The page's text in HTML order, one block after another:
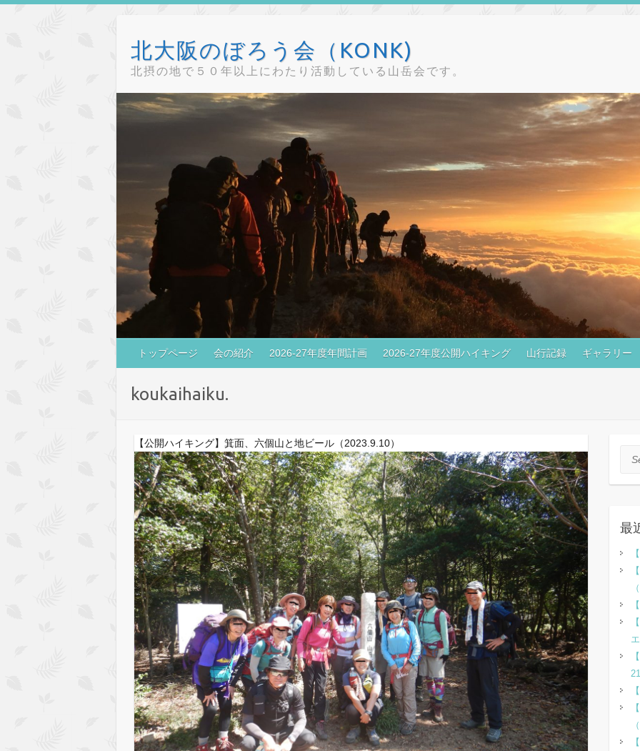
北大阪のぼろう会（KONK)
北摂の地で５０年以上にわたり活動している山岳会です。
トップページ 会の紹介 2026-27年度年間計画 2026-27年度公開ハイキング 山行記録 ギャラリー
koukaihaiku.
【公開ハイキング】箕面、六個山と地ビール（2023.9.10）
最